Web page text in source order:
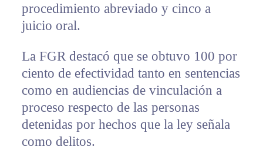
procedimiento abreviado y cinco a
juicio oral.
La FGR destacó que se obtuvo 100 por
ciento de efectividad tanto en sentencias
como en audiencias de vinculación a
proceso respecto de las personas
detenidas por hechos que la ley señala
como delitos.